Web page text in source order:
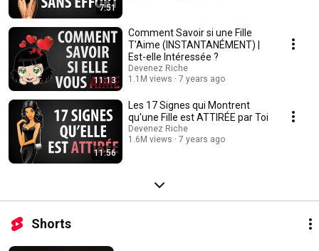
7:51
11:13
Comment Savoir si une Fille
T'Aime (INSTANTANÉMENT) |
Est-elle Intéressée ?
Devenez Riche
1.1M views
7 years ago
11:56
Les 17 Signes qui Montrent
qu'une Fille est ATTIRÉE par Toi
Devenez Riche
1.6M views
7 years ago
Shorts